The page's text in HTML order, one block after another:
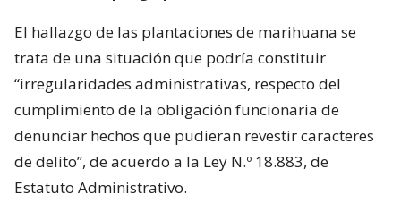
El hallazgo de las plantaciones de marihuana se
trata de una situación que podría constituir
“irregularidades administrativas, respecto del
cumplimiento de la obligación funcionaria de
denunciar hechos que pudieran revestir caracteres
de delito”, de acuerdo a la Ley N.º 18.883, de
Estatuto Administrativo.